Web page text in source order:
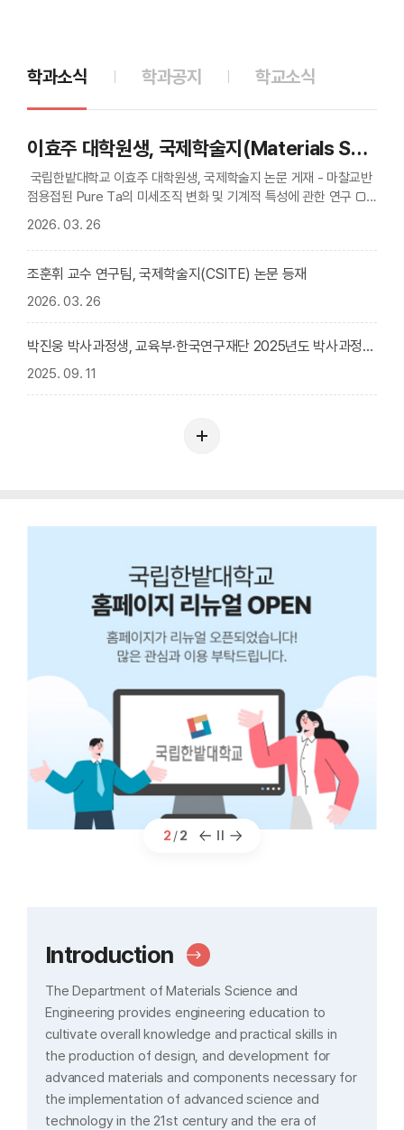
학과소식
이효주 대학원생, 국제학술지(Materials Science and Engineering A) 논문 게재
2026. 03. 26
국립한밭대학교 이효주 대학원생, 국제학술지 논문 게재 - 마찰교반
점용접된 Pure Ta의 미세조직 변화 및 기계적 특성에 관한 연구 □
국립한밭대학교(총장 오용준)는 신소재공학과 조훈휘 교수 연구팀
소속 이효주 대학원생이 발표한 연구 논문이 재료 분야의 국제학술지
Materials Science and Engineering A(IF 7.0, JCR 상위 8.8%)
에 게재됐다고 밝혔다. □ 국립한밭대 대학원 응...
조훈휘 교수 연구팀, 국제학술지(CSITE) 논문 등재
2026. 03. 26
박진웅 박사과정생, 교육부·한국연구재단 2025년도 박사과정생 연구장려금 지원사업 최종 선정
2025. 09. 11
학과공지 학교소식
2 / 2
팝
드
전
팝
지
팝
음
Introduction
더
기
The Department of Materials Science and
Engineering provides engineering education to
cultivate overall knowledge and practical skills in
the production of design, and development for
advanced materials and components necessary for
the implementation of advanced science and
technology in the 21st century and the era of